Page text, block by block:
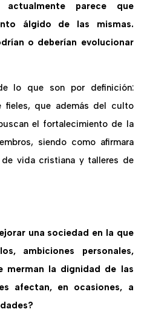
parece que
álgido de las mismas.
o deberían evolucionar
lo que son por definición:
fieles, que además del culto
el fortalecimiento de la
siendo como afirmara
vida cristiana y talleres de
una sociedad en la que
ambiciones personales,
merman la dignidad de las
afectan, en ocasiones, a